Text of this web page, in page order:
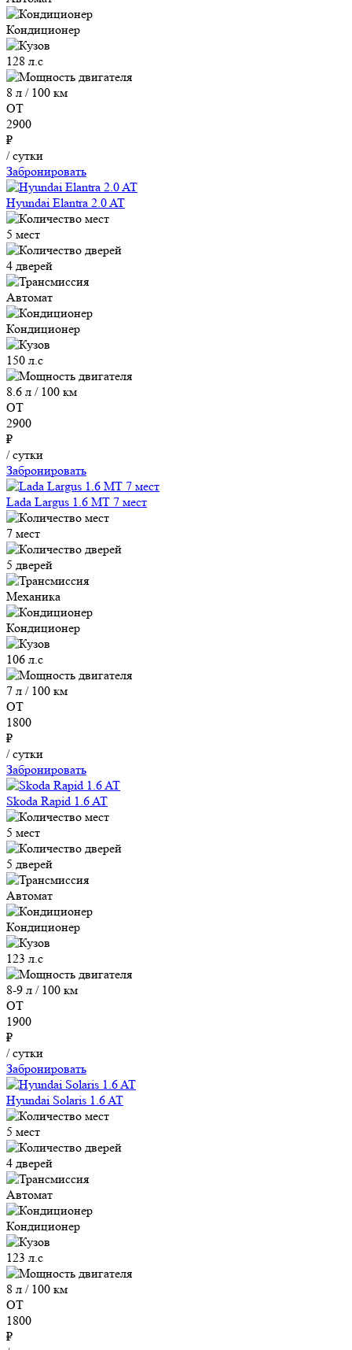
Кондиционер
128 л.с
8 л / 100 км
ОТ
2900
₽
/ сутки
Забронировать
Hyundai Elantra 2.0 AT
5 мест
4 дверей
Автомат
Кондиционер
150 л.с
8.6 л / 100 км
ОТ
2900
₽
/ сутки
Забронировать
Lada Largus 1.6 MT 7 мест
7 мест
5 дверей
Механика
Кондиционер
106 л.с
7 л / 100 км
ОТ
1800
₽
/ сутки
Забронировать
Skoda Rapid 1.6 AT
5 мест
5 дверей
Автомат
Кондиционер
123 л.с
8-9 л / 100 км
ОТ
1900
₽
/ сутки
Забронировать
Hyundai Solaris 1.6 AT
5 мест
4 дверей
Автомат
Кондиционер
123 л.с
8 л / 100 км
ОТ
1800
₽